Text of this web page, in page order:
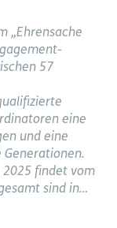
„Ehrensache
57
eine
und eine
Generationen.
2025 findet vom
sind in…